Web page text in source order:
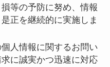
等の予防に努め、情報
正を継続的に実施しま
人情報に関するお問い
に誠実かつ迅速に対応